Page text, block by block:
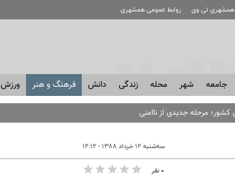
همشهری تی وی روابط عمومی همشهری
جامعه شهر محله زندگی دانش فرهنگ و هنر ورزش
سه‌شنبه ۱۲ خرداد ۱۳۸۸ - ۱۲:۱۲
۰ نفر